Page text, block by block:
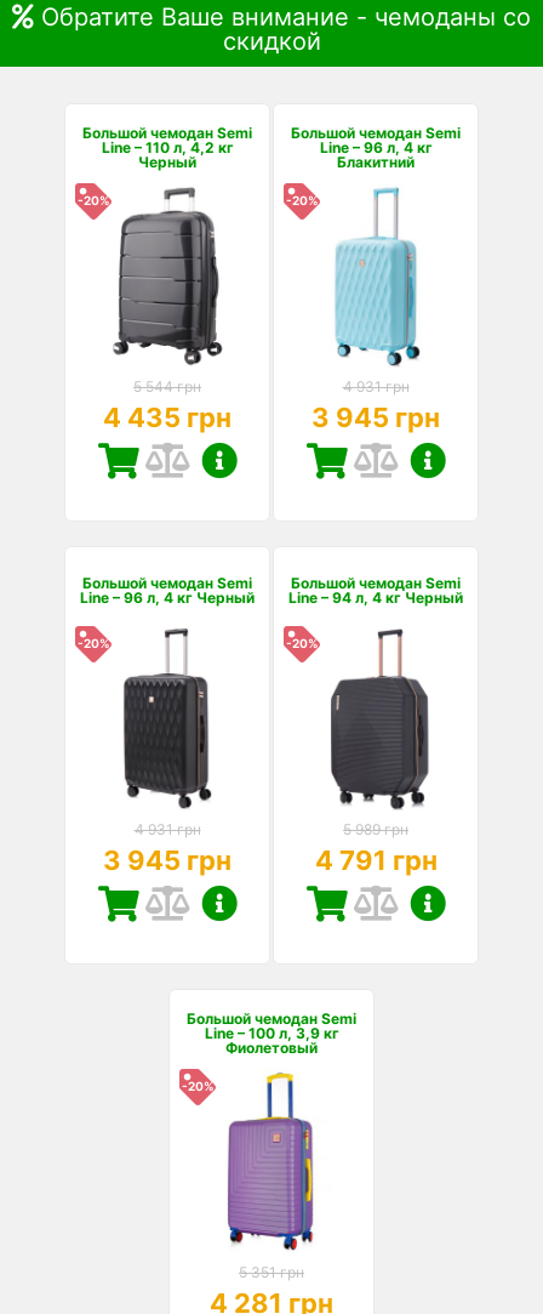
Обратите Ваше внимание - чемоданы со
скидкой
Большой чемодан Semi
Line – 110 л, 4,2 кг
Черный
-20%
5 544 грн
4 435 грн
Большой чемодан Semi
Line – 96 л, 4 кг
Блакитний
-20%
4 931 грн
3 945 грн
Большой чемодан Semi
Line – 96 л, 4 кг Черный
-20%
4 931 грн
3 945 грн
Большой чемодан Semi
Line – 94 л, 4 кг Черный
-20%
5 989 грн
4 791 грн
Большой чемодан Semi
Line – 100 л, 3,9 кг
Фиолетовый
-20%
5 351 грн
4 281 грн